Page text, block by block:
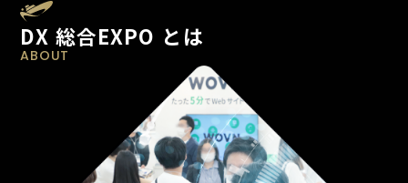
DX 総合EXPO とは
ABOUT